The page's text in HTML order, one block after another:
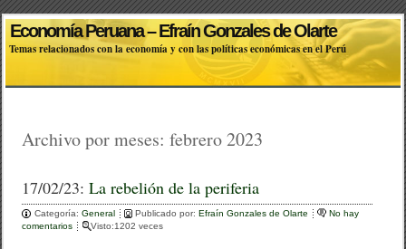
Economía Peruana – Efraín Gonzales de Olarte
Temas relacionados con la economía y con las políticas económicas en el Perú
Archivo por meses:febrero 2023
17/02/23:La rebelión de la periferia
Categoría:General Publicado por:Efraín Gonzales de Olarte
No hay
comentarios
Visto:1202 veces